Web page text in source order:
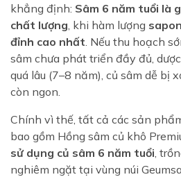
khẳng định: Sâm 6 năm tuổi là
chất lượng , khi hàm lượng
đỉnh cao nhất . Nếu thu hoạch
sâm chưa phát triển đầy đủ,
quá lâu (7–8 năm), củ sâm dễ bị
còn ngon.
Chính vì thế, tất cả các sản
bao gồm Hồng sâm củ khô
sử dụng củ sâm 6 năm tuổi ,
nghiêm ngặt tại vùng núi